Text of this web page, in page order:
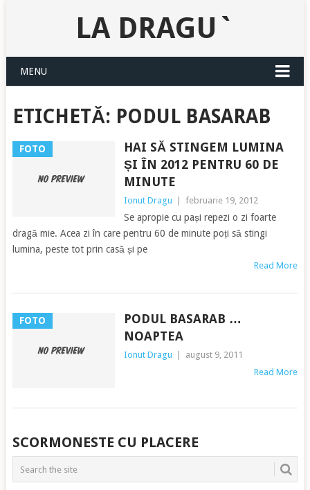
LA DRAGU`
MENU
ETICHETĂ: PODUL BASARAB
FOTO
HAI SĂ STINGEM LUMINA
ȘI ÎN 2012 PENTRU 60 DE
MINUTE
Ionut Dragu februarie 19, 2012
Se apropie cu pași repezi o zi foarte
dragă mie. Acea zi în care pentru 60 de minute poți să stingi
lumina, peste tot prin casă și pe
Read More
FOTO
PODUL BASARAB …
NOAPTEA
Ionut Dragu
august 9, 2011
Read More
POSTS
NAVIGATION
SCORMONESTE CU PLACERE